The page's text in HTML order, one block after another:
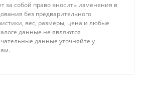
за собой право вносить изменения в
без предварительного
вес, размеры, цена и любые
данные не являются
данные уточняйте у